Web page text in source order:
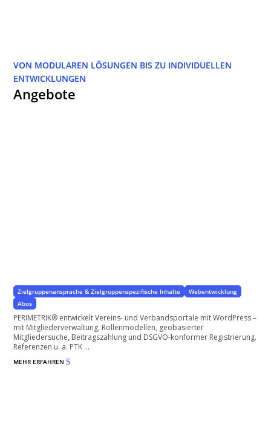
VON MODULAREN LÖSUNGEN BIS ZU INDIVIDUELLEN
ENTWICKLUNGEN
Angebote
Zielgruppenansprache & Zielgruppenspezifische Inhalte
Webentwicklung
Abos
PERIMETRIK® entwickelt Vereins- und Verbandsportale mit WordPress –
mit Mitgliederverwaltung, Rollenmodellen, geobasierter
Mitgliedersuche, Beitragszahlung und DSGVO-konformer Registrierung.
Referenzen u. a. PTK ...
MEHR ERFAHREN$